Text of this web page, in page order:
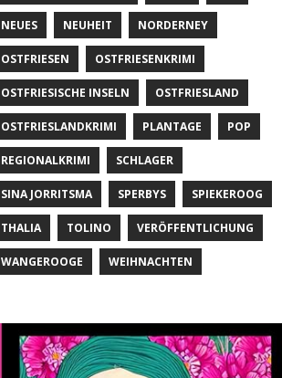
NEUES NEUHEIT NORDERNEY
OSTFRIESEN OSTFRIESENKRIMI
OSTFRIESISCHE INSELN OSTFRIESLAND
OSTFRIESLANDKRIMI PLANTAGE POP
REGIONALKRIMI SCHLAGER
SINA JORRITSMA SPERBYS SPIEKEROOG
THALIA TOLINO VERÖFFENTLICHUNG
WANGEROOGE WEIHNACHTEN